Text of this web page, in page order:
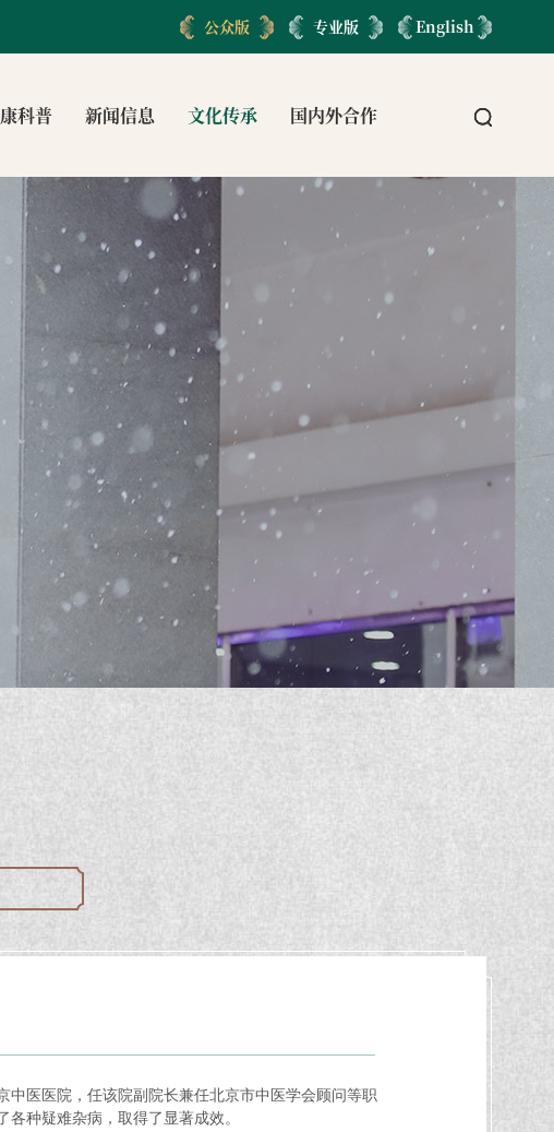
公众版 专业版 English
科普 新闻信息 文化传承 国内外合作
医医院，任该院副院长兼任北京市中医学会顾问等职
种疑难杂病，取得了显著成效。